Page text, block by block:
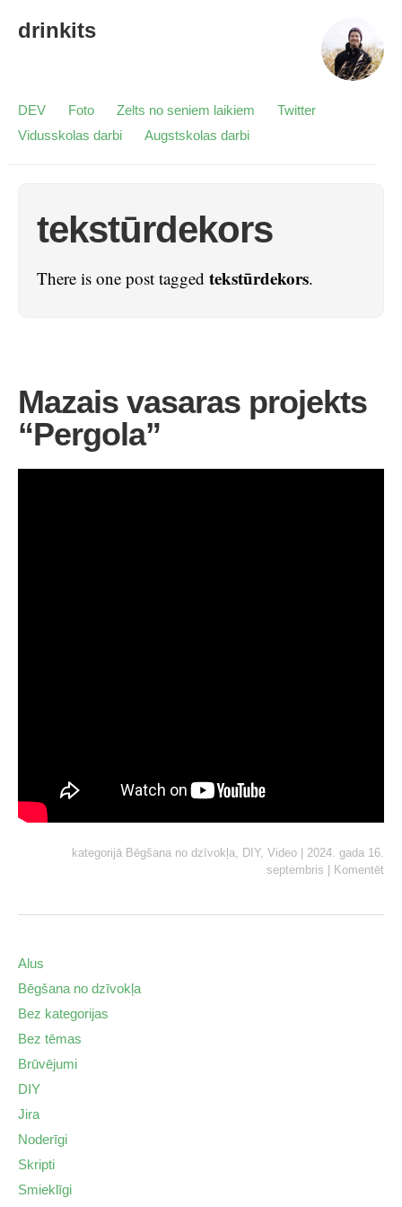
drinkits
DEV Foto Zelts no seniem laikiem
Twitter
Vidusskolas darbi
Augstskolas darbi
tekstūrdekors
There is one post tagged tekstūrdekors.
Mazais vasaras projekts
“Pergola”
kategorijā Bēgšana no dzīvokļa, DIY, Video
2024. gada 16.
septembris
Komentēt
Alus
Bēgšana no dzīvokļa
Bez kategorijas
Bez tēmas
Brūvējumi
DIY
Jira
Noderīgi
Skripti
Smieklīgi